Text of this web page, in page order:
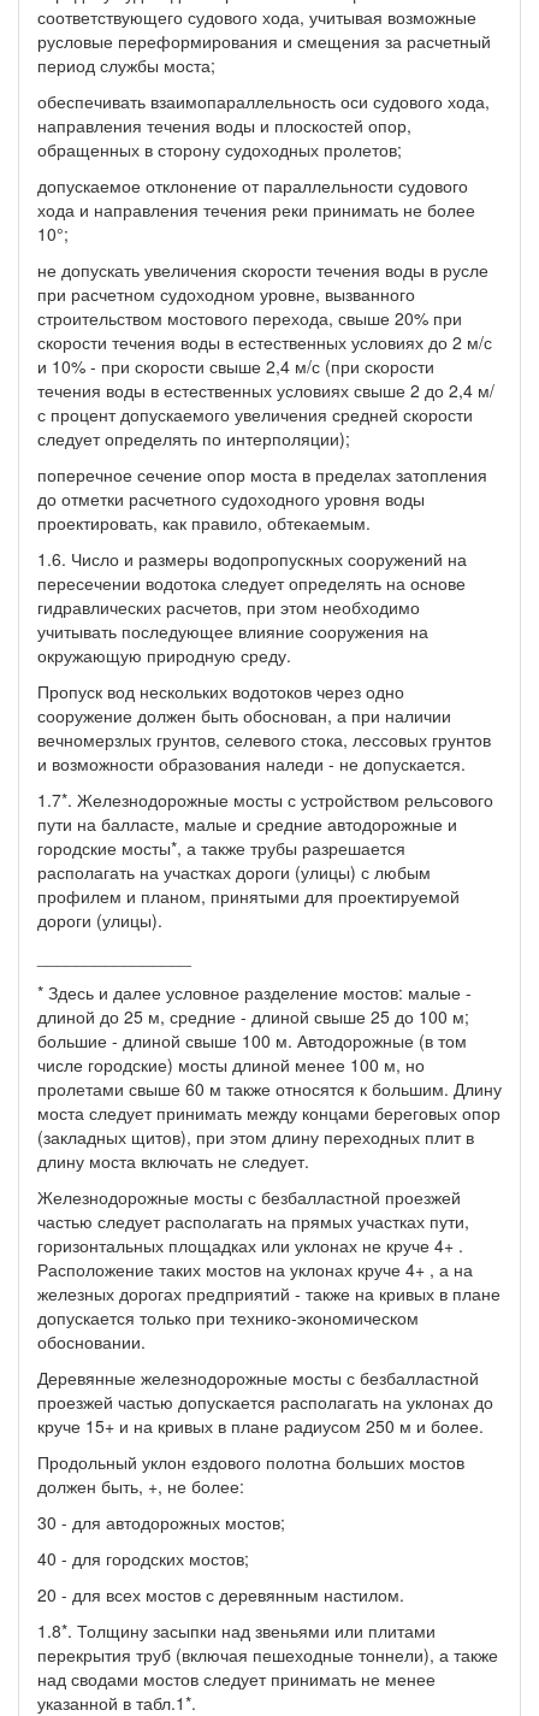
соответствующего судового хода, учитывая возможные
русловые переформирования и смещения за расчетный
период службы моста;
обеспечивать взаимопараллельность оси судового хода,
направления течения воды и плоскостей опор,
обращенных в сторону судоходных пролетов;
допускаемое отклонение от параллельности судового
хода и направления течения реки принимать не более
10°;
не допускать увеличения скорости течения воды в русле
при расчетном судоходном уровне, вызванного
строительством мостового перехода, свыше 20% при
скорости течения воды в естественных условиях до 2 м/с
и 10% - при скорости свыше 2,4 м/с (при скорости
течения воды в естественных условиях свыше 2 до 2,4 м/
с процент допускаемого увеличения средней скорости
следует определять по интерполяции);
поперечное сечение опор моста в пределах затопления
до отметки расчетного судоходного уровня воды
проектировать, как правило, обтекаемым.
1.6. Число и размеры водопропускных сооружений на
пересечении водотока следует определять на основе
гидравлических расчетов, при этом необходимо
учитывать последующее влияние сооружения на
окружающую природную среду.
Пропуск вод нескольких водотоков через одно
сооружение должен быть обоснован, а при наличии
вечномерзлых грунтов, селевого стока, лессовых грунтов
и возможности образования наледи - не допускается.
1.7*. Железнодорожные мосты с устройством рельсового
пути на балласте, малые и средние автодорожные и
городские мосты*, а также трубы разрешается
располагать на участках дороги (улицы) с любым
профилем и планом, принятыми для проектируемой
дороги (улицы).
* Здесь и далее условное разделение мостов: малые -
длиной до 25 м, средние - длиной свыше 25 до 100 м;
большие - длиной свыше 100 м. Автодорожные (в том
числе городские) мосты длиной менее 100 м, но
пролетами свыше 60 м также относятся к большим. Длину
моста следует принимать между концами береговых опор
(закладных щитов), при этом длину переходных плит в
длину моста включать не следует.
Железнодорожные мосты с безбалластной проезжей
частью следует располагать на прямых участках пути,
горизонтальных площадках или уклонах не круче 4+ .
Расположение таких мостов на уклонах круче 4+ , а на
железных дорогах предприятий - также на кривых в плане
допускается только при технико-экономическом
обосновании.
Деревянные железнодорожные мосты с безбалластной
проезжей частью допускается располагать на уклонах до
круче 15+ и на кривых в плане радиусом 250 м и более.
Продольный уклон ездового полотна больших мостов
должен быть, +, не более:
30 - для автодорожных мостов;
40 - для городских мостов;
20 - для всех мостов с деревянным настилом.
1.8*. Толщину засыпки над звеньями или плитами
перекрытия труб (включая пешеходные тоннели), а также
над сводами мостов следует принимать не менее
указанной в табл.1*.